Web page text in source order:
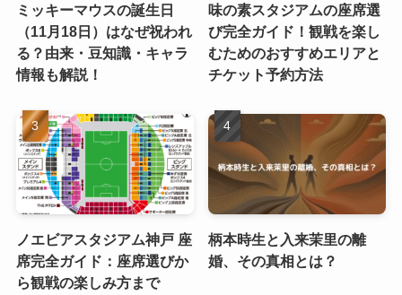
ミッキーマウスの誕生日
（11月18日）はなぜ祝われ
る？由来・豆知識・キャラ
情報も解説！
味の素スタジアムの座席選
び完全ガイド！観戦を楽し
むためのおすすめエリアと
チケット予約方法
ノエビアスタジアム神戸 座
席完全ガイド：座席選びか
ら観戦の楽しみ方まで
柄本時生と入来茉里の離
婚、その真相とは？